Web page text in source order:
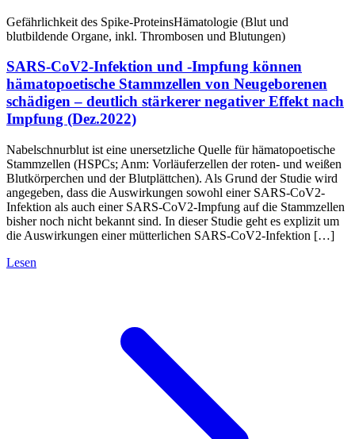
Gefährlichkeit des Spike-ProteinsHämatologie (Blut und
blutbildende Organe, inkl. Thrombosen und Blutungen)
SARS-CoV2-Infektion und -Impfung können
hämatopoetische Stammzellen von Neugeborenen
schädigen – deutlich stärkerer negativer Effekt nach
Impfung (Dez.2022)
Nabelschnurblut ist eine unersetzliche Quelle für hämatopoetische
Stammzellen (HSPCs; Anm: Vorläuferzellen der roten- und weißen
Blutkörperchen und der Blutplättchen). Als Grund der Studie wird
angegeben, dass die Auswirkungen sowohl einer SARS-CoV2-
Infektion als auch einer SARS-CoV2-Impfung auf die Stammzellen
bisher noch nicht bekannt sind. In dieser Studie geht es explizit um
die Auswirkungen einer mütterlichen SARS-CoV2-Infektion […]
Lesen